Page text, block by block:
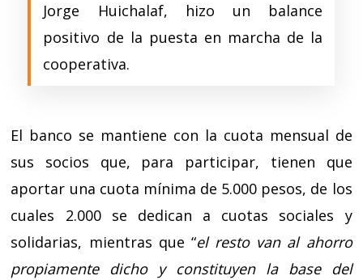
Jorge Huichalaf, hizo un balance
positivo de la puesta en marcha de la
cooperativa.
El banco se mantiene con la cuota mensual de
sus socios que, para participar, tienen que
aportar una cuota mínima de 5.000 pesos, de los
cuales 2.000 se dedican a cuotas sociales y
solidarias, mientras que “el resto van al ahorro
propiamente dicho y constituyen la base del